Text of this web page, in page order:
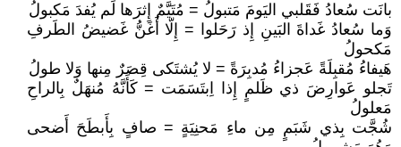
بانَت سُعادُ فَقَلبي اليَومَ مَتبولُ = مُتَيَّمٌ إِثرَها لَم يُفدَ مَكبولُ
وَما سُعادُ غَداةَ البَينِ إِذ رَحَلوا = إِلّا أَغَنُّ غَضيضُ الطَرفِ
مَكحولُ
هَيفاءُ مُقبِلَةً عَجزاءُ مُدبِرَةً = لا يُشتَكى قِصَرٌ مِنها وَلا طولُ
تَجلو عَوارِضَ ذي ظَلمٍ إِذا اِبتَسَمَت = كَأَنَّهُ مُنهَلٌ بِالراحِ
مَعلولُ
شُجَّت بِذي شَبَمٍ مِن ماءِ مَحنِيَةٍ = صافٍ بِأَبطَحَ أَضحى